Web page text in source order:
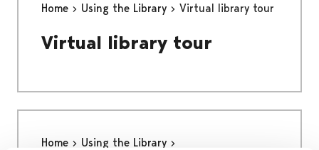
Home Using the Library Virtual library tour
Virtual library tour
Home
Using the Library